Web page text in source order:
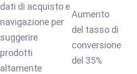
dati di acquisto e
navigazione per
suggerire
prodotti
altamente
Aumento
del tasso di
conversione
del 35%